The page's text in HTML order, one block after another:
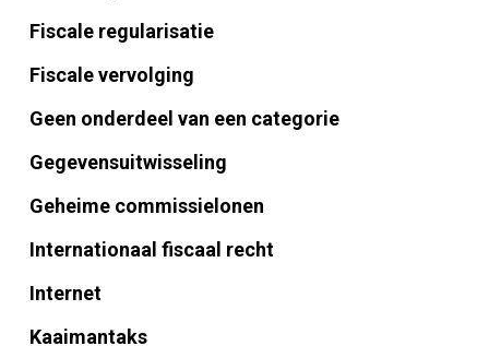
Fiscale regularisatie
Fiscale vervolging
Geen onderdeel van een categorie
Gegevensuitwisseling
Geheime commissielonen
Internationaal fiscaal recht
Internet
Kaaimantaks